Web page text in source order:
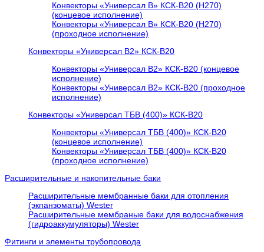
Конвекторы «Универсал В» КСК-В20 (H270)
(концевое исполнение)
Конвекторы «Универсал В» КСК-В20 (H270)
(проходное исполнение)
Конвекторы «Универсал В2» КСК-В20
Конвекторы «Универсал В2» КСК-В20 (концевое
исполнение)
Конвекторы «Универсал В2» КСК-В20 (проходное
исполнение)
Конвекторы «Универсал ТБВ (400)» КСК-В20
Конвекторы «Универсал ТБВ (400)» КСК-В20
(концевое исполнение)
Конвекторы «Универсал ТБВ (400)» КСК-В20
(проходное исполнение)
Расширительные и накопительные баки
Расширительные мембранные баки для отопления
(экпанзоматы) Wester
Расширительные мембраные баки для водоснабжения
(гидроаккумуляторы) Wester
Фитинги и элементы трубопровода